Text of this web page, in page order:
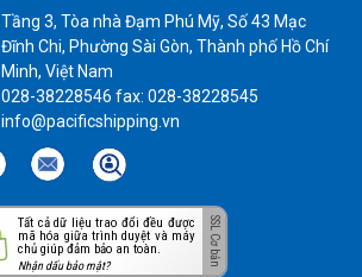
Tầng 3, Tòa nhà Đạm Phú Mỹ, Số 43 Mạc
Đĩnh Chi, Phường Sài Gòn, Thành phố Hồ Chí
Minh, Việt Nam
028-38228546 fax: 028-38228545
info@pacificshipping.vn
Tất cả dữ liệu trao đổi đều được
mã hóa giữa trình duyệt và máy
chủ giúp đảm bảo an toàn.
Nhận dấu bảo mật?